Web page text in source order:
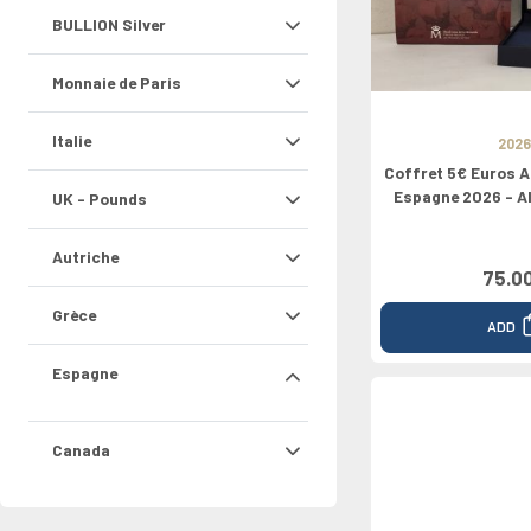
Ireland
Latvia
Vaticano
Croatie
Bulgarie
2026
0 Pounds
Portugal
North
Grèce
Luxembourg
Croatie
Bulgarie
BULLION Silver
Monnaie de Paris
Italie
UK - Pounds
Autriche
Grèce
Espagne
Canada
2026
Coffret 5€ Euros
Espagne 2026 -
ADD